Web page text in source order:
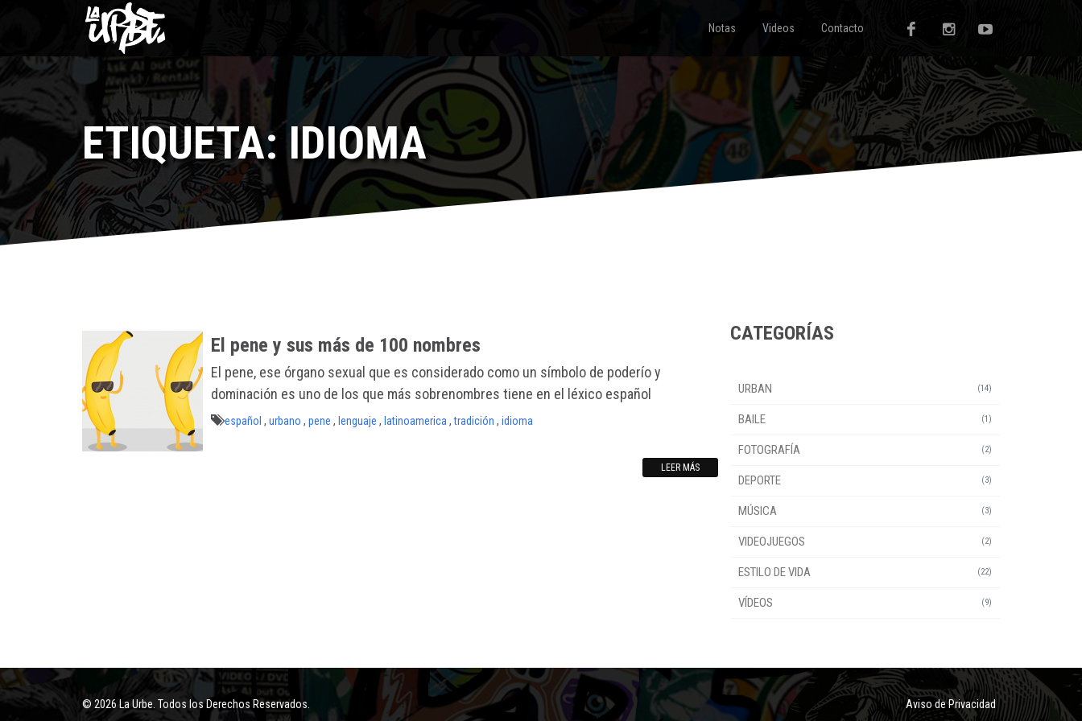
Notas Videos Contacto
ETIQUETA: IDIOMA
El pene y sus más de 100 nombres
El pene, ese órgano sexual que es considerado como un símbolo de poderío y
dominación es uno de los que más sobrenombres tiene en el léxico español
español , urbano , pene , lenguaje , latinoamerica ,tradición , idioma
LEER MÁS
CATEGORÍAS
(14)
URBAN
(1)
BAILE
(2)
FOTOGRAFÍA
(3)
DEPORTE
(3)
MÚSICA
(2)
VIDEOJUEGOS
(22)
ESTILO DE VIDA
(9)
VÍDEOS
Aviso de Privacidad
© 2026 La Urbe. Todos los Derechos Reservados.